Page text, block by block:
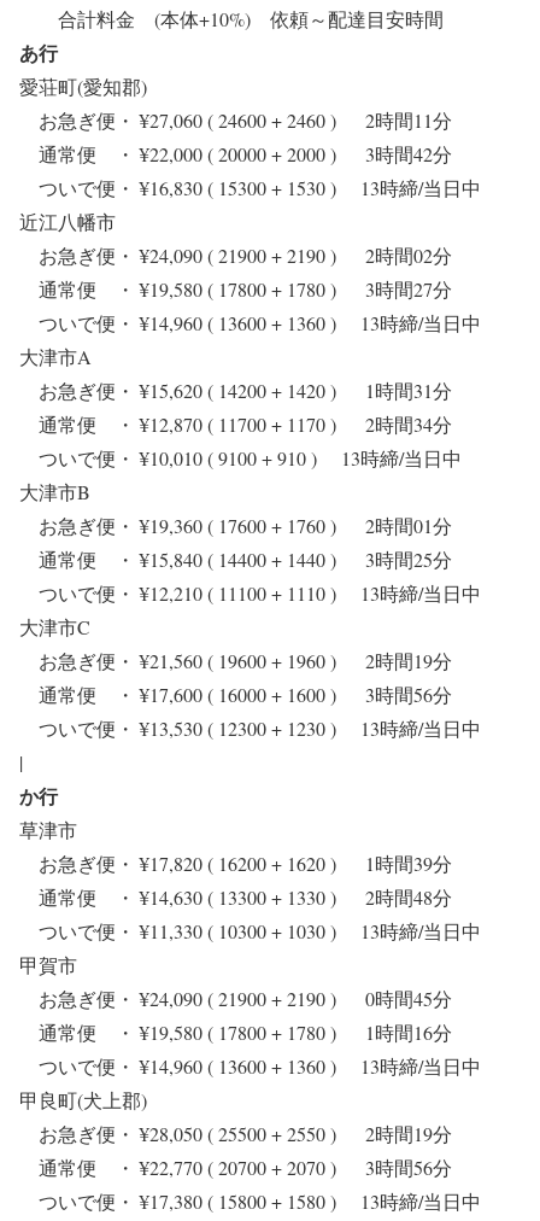
合計料金 (本体+10%) 依頼～配達目安時間
あ行
愛荘町(愛知郡)
お急ぎ便・ ¥27,060 ( 24600 + 2460 ) 2時間11分
通常便 ・ ¥22,000 ( 20000 + 2000 ) 3時間42分
ついで便・ ¥16,830 ( 15300 + 1530 ) 13時締/当日中
近江八幡市
お急ぎ便・ ¥24,090 ( 21900 + 2190 ) 2時間02分
通常便 ・ ¥19,580 ( 17800 + 1780 ) 3時間27分
ついで便・ ¥14,960 ( 13600 + 1360 ) 13時締/当日中
大津市A
お急ぎ便・ ¥15,620 ( 14200 + 1420 ) 1時間31分
通常便 ・ ¥12,870 ( 11700 + 1170 ) 2時間34分
ついで便・ ¥10,010 ( 9100 + 910 ) 13時締/当日中
大津市B
お急ぎ便・ ¥19,360 ( 17600 + 1760 ) 2時間01分
通常便 ・ ¥15,840 ( 14400 + 1440 ) 3時間25分
ついで便・ ¥12,210 ( 11100 + 1110 ) 13時締/当日中
大津市C
お急ぎ便・ ¥21,560 ( 19600 + 1960 ) 2時間19分
通常便 ・ ¥17,600 ( 16000 + 1600 ) 3時間56分
ついで便・ ¥13,530 ( 12300 + 1230 ) 13時締/当日中
|
か行
草津市
お急ぎ便・ ¥17,820 ( 16200 + 1620 ) 1時間39分
通常便 ・ ¥14,630 ( 13300 + 1330 ) 2時間48分
ついで便・ ¥11,330 ( 10300 + 1030 ) 13時締/当日中
甲賀市
お急ぎ便・ ¥24,090 ( 21900 + 2190 ) 0時間45分
通常便 ・ ¥19,580 ( 17800 + 1780 ) 1時間16分
ついで便・ ¥14,960 ( 13600 + 1360 ) 13時締/当日中
甲良町(犬上郡)
お急ぎ便・ ¥28,050 ( 25500 + 2550 ) 2時間19分
通常便 ・ ¥22,770 ( 20700 + 2070 ) 3時間56分
ついで便・ ¥17,380 ( 15800 + 1580 ) 13時締/当日中